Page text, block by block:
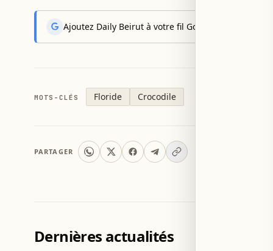
Ajoutez Daily Beirut à votre fil Google News pour
MOTS-CLÉS Floride Crocodile
PARTAGER
Dernières actualités